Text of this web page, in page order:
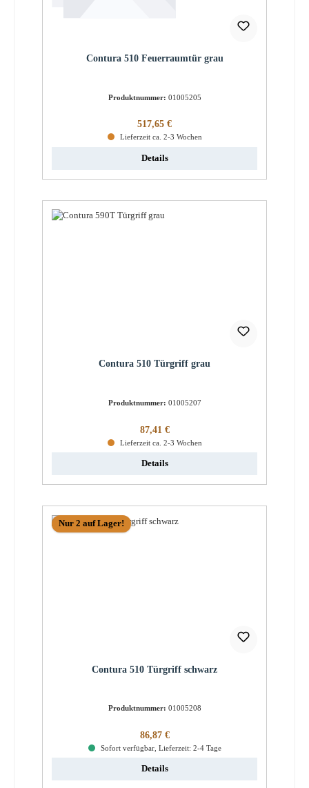
Contura 510 Feuerraumtür grau
Produktnummer: 01005205
Regulärer Preis:
517,65 €
Lieferzeit ca. 2-3 Wochen
Details
Contura 510 Türgriff grau
Produktnummer: 01005207
Regulärer Preis:
87,41 €
Lieferzeit ca. 2-3 Wochen
Details
Nur 2 auf Lager!
Contura 510 Türgriff schwarz
Produktnummer: 01005208
Regulärer Preis:
86,87 €
Sofort verfügbar, Lieferzeit: 2-4 Tage
Details